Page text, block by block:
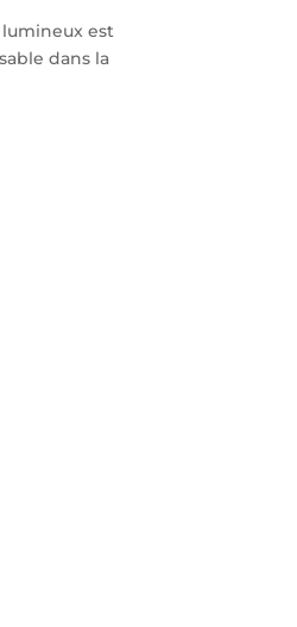
est
dans la